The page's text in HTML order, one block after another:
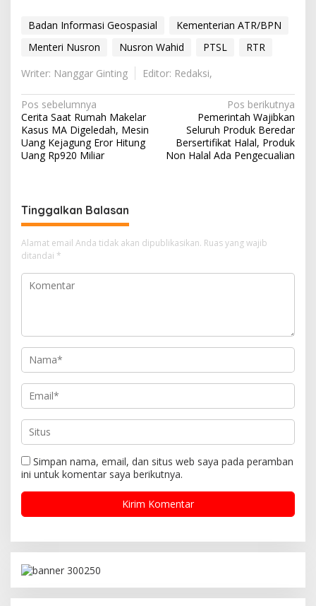
T
S
at
s
A
p
p
e
gr
a
m
e
b
o
o
k
re
a
d
s
ar
Badan Informasi Geospasial
Kementerian ATR/BPN
Menteri Nusron
Nusron Wahid PTSL
RTR
Writer: Nanggar Ginting
Editor: Redaksi,
N
a
v
a
s
i
p
o
Pos sebelumnya
Cerita Saat Rumah Makelar
Kasus MA Digeledah, Mesin
Uang Kejagung Eror Hitung
Uang Rp920 Miliar
Pos berikutnya
Pemerintah Wajibkan
Seluruh Produk Beredar
Bersertifikat Halal, Produk
Non Halal Ada Pengecualian
Tinggalkan Balasan
Alamat email Anda tidak akan dipublikasikan. Ruas yang wajib
ditandai *
Simpan nama, email, dan situs web saya pada peramban
ini untuk komentar saya berikutnya.